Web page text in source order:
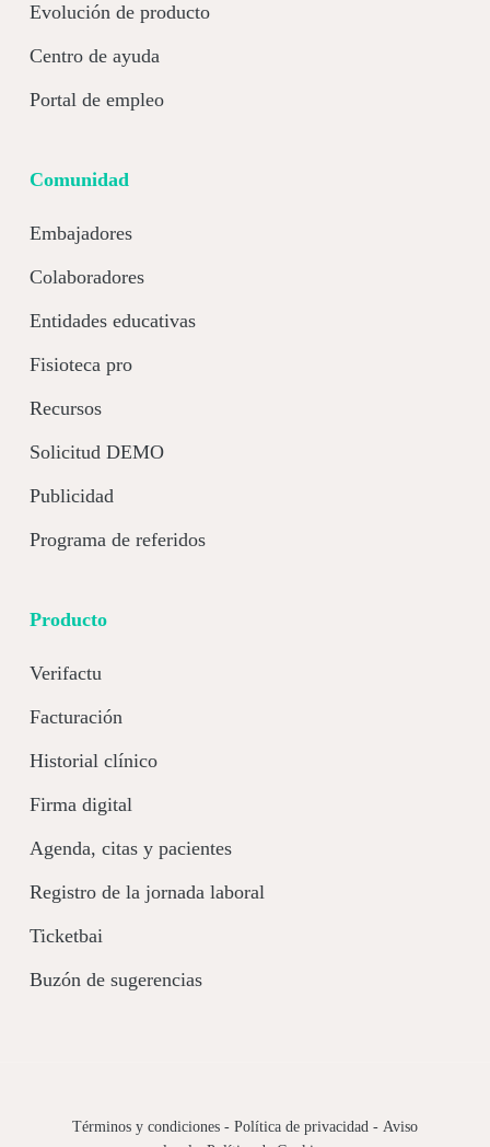
Evolución de producto
Centro de ayuda
Portal de empleo
Comunidad
Embajadores
Colaboradores
Entidades educativas
Fisioteca pro
Recursos
Solicitud DEMO
Publicidad
Programa de referidos
Producto
Verifactu
Facturación
Historial clínico
Firma digital
Agenda, citas y pacientes
Registro de la jornada laboral
Ticketbai
Buzón de sugerencias
Términos y condiciones- Política de privacidad- Aviso